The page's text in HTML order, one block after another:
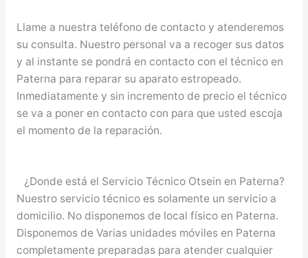
Llame a nuestra teléfono de contacto y atenderemos
su consulta. Nuestro personal va a recoger sus datos
y al instante se pondrá en contacto con el técnico en
Paterna para reparar su aparato estropeado.
Inmediatamente y sin incremento de precio el técnico
se va a poner en contacto con para que usted escoja
el momento de la reparación.
¿Donde está el Servicio Técnico Otsein en Paterna?
Nuestro servicio técnico es solamente un servicio a
domicilio. No disponemos de local físico en Paterna.
Disponemos de Varias unidades móviles en Paterna
completamente preparadas para atender cualquier